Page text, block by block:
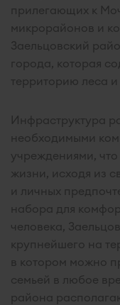
прилегающих к
микрорайонов и
Заельцовский
города, которая
территорию леса
Инфраструктура
необходимыми
учреждениями,
жизни, исходя из
и личных
набора для
человека,
крупнейшего на
в котором можно
семьей в любое
района